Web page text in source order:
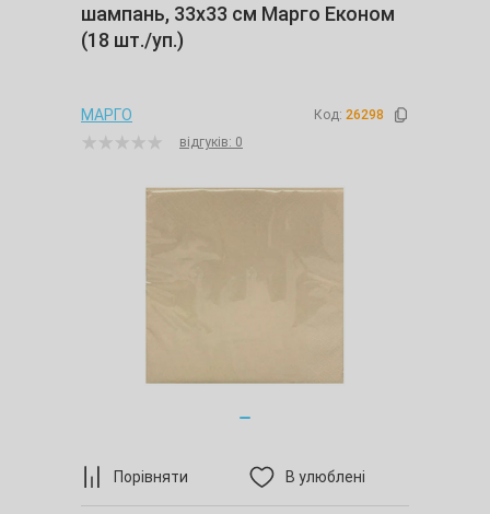
Порівняти В улюблені
шампань, 33х33 см Марго Економ
(18 шт./уп.)
МАРГО Код: 26298
відгуків: 0